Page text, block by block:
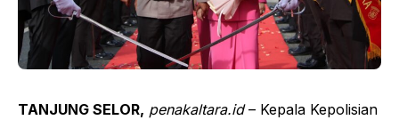
TANJUNG SELOR, penakaltara.id– Kepala Kepolisian